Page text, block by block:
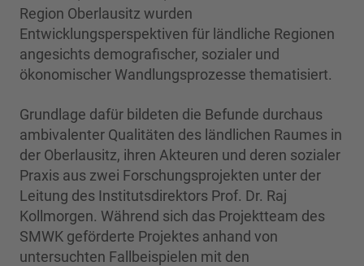
Region Oberlausitz wurden
Entwicklungsperspektiven für ländliche Regionen
angesichts demografischer, sozialer und
ökonomischer Wandlungsprozesse thematisiert.
Grundlage dafür bildeten die Befunde durchaus
ambivalenter Qualitäten des ländlichen Raumes in
der Oberlausitz, ihren Akteuren und deren sozialer
Praxis aus zwei Forschungsprojekten unter der
Leitung des Institutsdirektors Prof. Dr. Raj
Kollmorgen. Während sich das Projektteam des
SMWK geförderte Projektes anhand von
untersuchten Fallbeispielen mit den